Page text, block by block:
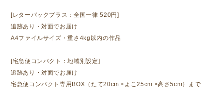
[レターパックプラス：全国一律 520円]
追跡あり・対面でお届け
A4ファイルサイズ・重さ4kg以内の作品
[宅急便コンパクト：地域別設定]
追跡あり・対面でお届け
宅急便コンパクト専用BOX（たて20cm ×よこ25cm ×高さ5cm）まで